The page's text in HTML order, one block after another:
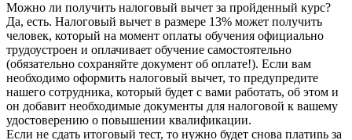
Можно ли получить налоговый вычет за пройденный курс?
Да, есть. Налоговый вычет в размере 13% может получить
человек, который на момент оплаты обучения официально
трудоустроен и оплачивает обучение самостоятельно
(обязательно сохраняйте документ об оплате!). Если вам
необходимо оформить налоговый вычет, то предупредите
нашего сотрудника, который будет с вами работать, об этом и
он добавит необходимые документы для налоговой к вашему
удостоверению о повышении квалификации.
Если не сдать итоговый тест, то нужно будет снова платиnь за